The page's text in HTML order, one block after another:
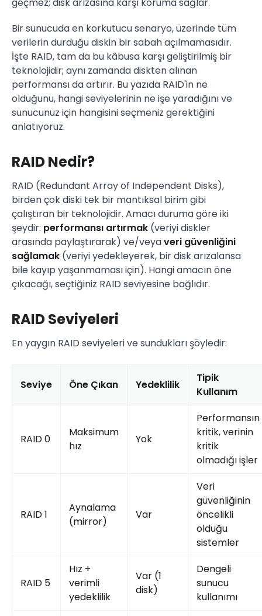
geçmez; disk arızasına karşı koruma sağlar.
Bir sunucuda en korkutucu senaryo, üzerinde tüm
verilerin durduğu diskin bir sabah açılmamasıdır.
İşte RAID, tam da bu kâbusa karşı geliştirilmiş bir
teknolojidir; aynı zamanda diskten alınan
performansı da artırır. Bu yazıda RAID'in ne
olduğunu, hangi seviyelerinin ne işe yaradığını ve
sunucunuz için hangisini seçmeniz gerektiğini
anlatıyoruz.
RAID Nedir?
RAID (Redundant Array of Independent Disks),
birden çok diski tek bir mantıksal birim gibi
çalıştıran bir teknolojidir. Amacı duruma göre iki
şeydir: performansı artırmak (veriyi diskler
arasında paylaştırarak) ve/veyaveri güvenliğini
sağlamak (veriyi yedekleyerek, bir disk arızalansa
bile kayıp yaşanmaması için). Hangi amacın öne
çıkacağı, seçtiğiniz RAID seviyesine bağlıdır.
RAID Seviyeleri
En yaygın RAID seviyeleri ve sundukları şöyledir:
Seviye Öne Çıkan Yedeklilik
Tipik
Kullanım
RAID 0
Maksimum
hız
Yok
Performansın
kritik, verinin
kritik
olmadığı işler
RAID 1
Aynalama
(mirror)
Var
Veri
güvenliğinin
öncelikli
olduğu
sistemler
RAID 5
Hız +
verimli
yedeklilik
Var (1
disk)
Dengeli
sunucu
kullanımı